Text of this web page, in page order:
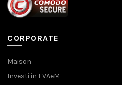
CORPORATE
Maison
Investi in EVAeM